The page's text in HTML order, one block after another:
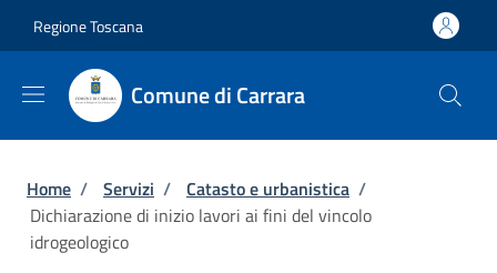
Regione Toscana
Comune di Carrara
Briciole di pane
Home / Servizi / Catasto e urbanistica /
Dichiarazione di inizio lavori ai fini del vincolo
idrogeologico